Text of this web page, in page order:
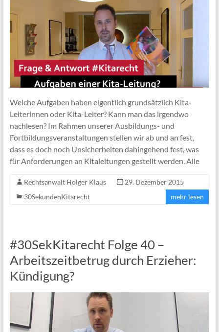
Welche Aufgaben haben eigentlich grundsätzlich Kita-
Leiterinnen oder Kita-Leiter? Kann man das irgendwo
nachlesen? Im Rahmen unserer Ausbildungs- und
Fortbildungsveranstaltungen stellen wir ab und an fest,
dass es doch noch Unsicherheiten dahingehend fest, was
für Anforderungen an Kitaleitungen gestellt werden. Alle
Rechtsanwalt Holger Klaus
29. Dezember 2015
30SekundenKitarecht
mehr lesen
#30SekKitarecht Folge 40 –
Arbeitszeitbetrug durch Erzieher:
Kündigung?